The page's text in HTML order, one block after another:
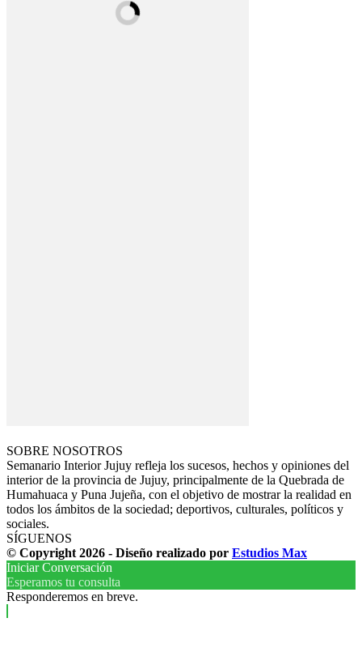
SOBRE NOSOTROS
Semanario Interior Jujuy refleja los sucesos, hechos y opiniones del
interior de la provincia de Jujuy, principalmente de la Quebrada de
Humahuaca y Puna Jujeña, con el objetivo de mostrar la realidad en
todos los ámbitos de la sociedad; deportivos, culturales, políticos y
sociales.
SÍGUENOS
© Copyright 2026 - Diseño realizado por Estudios Max
Iniciar Conversación
Esperamos tu consulta
Responderemos en breve.